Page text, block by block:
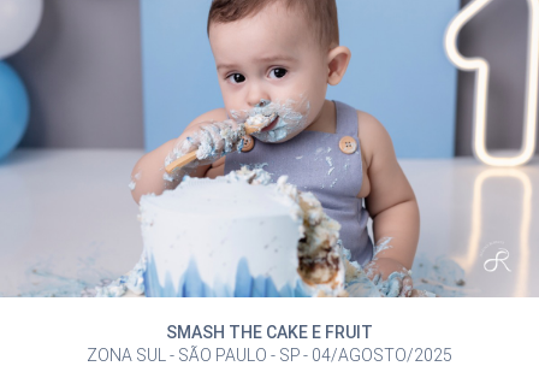
SMASH THE CAKE E FRUIT
ZONA SUL - SÃO PAULO - SP
04/AGOSTO/2025